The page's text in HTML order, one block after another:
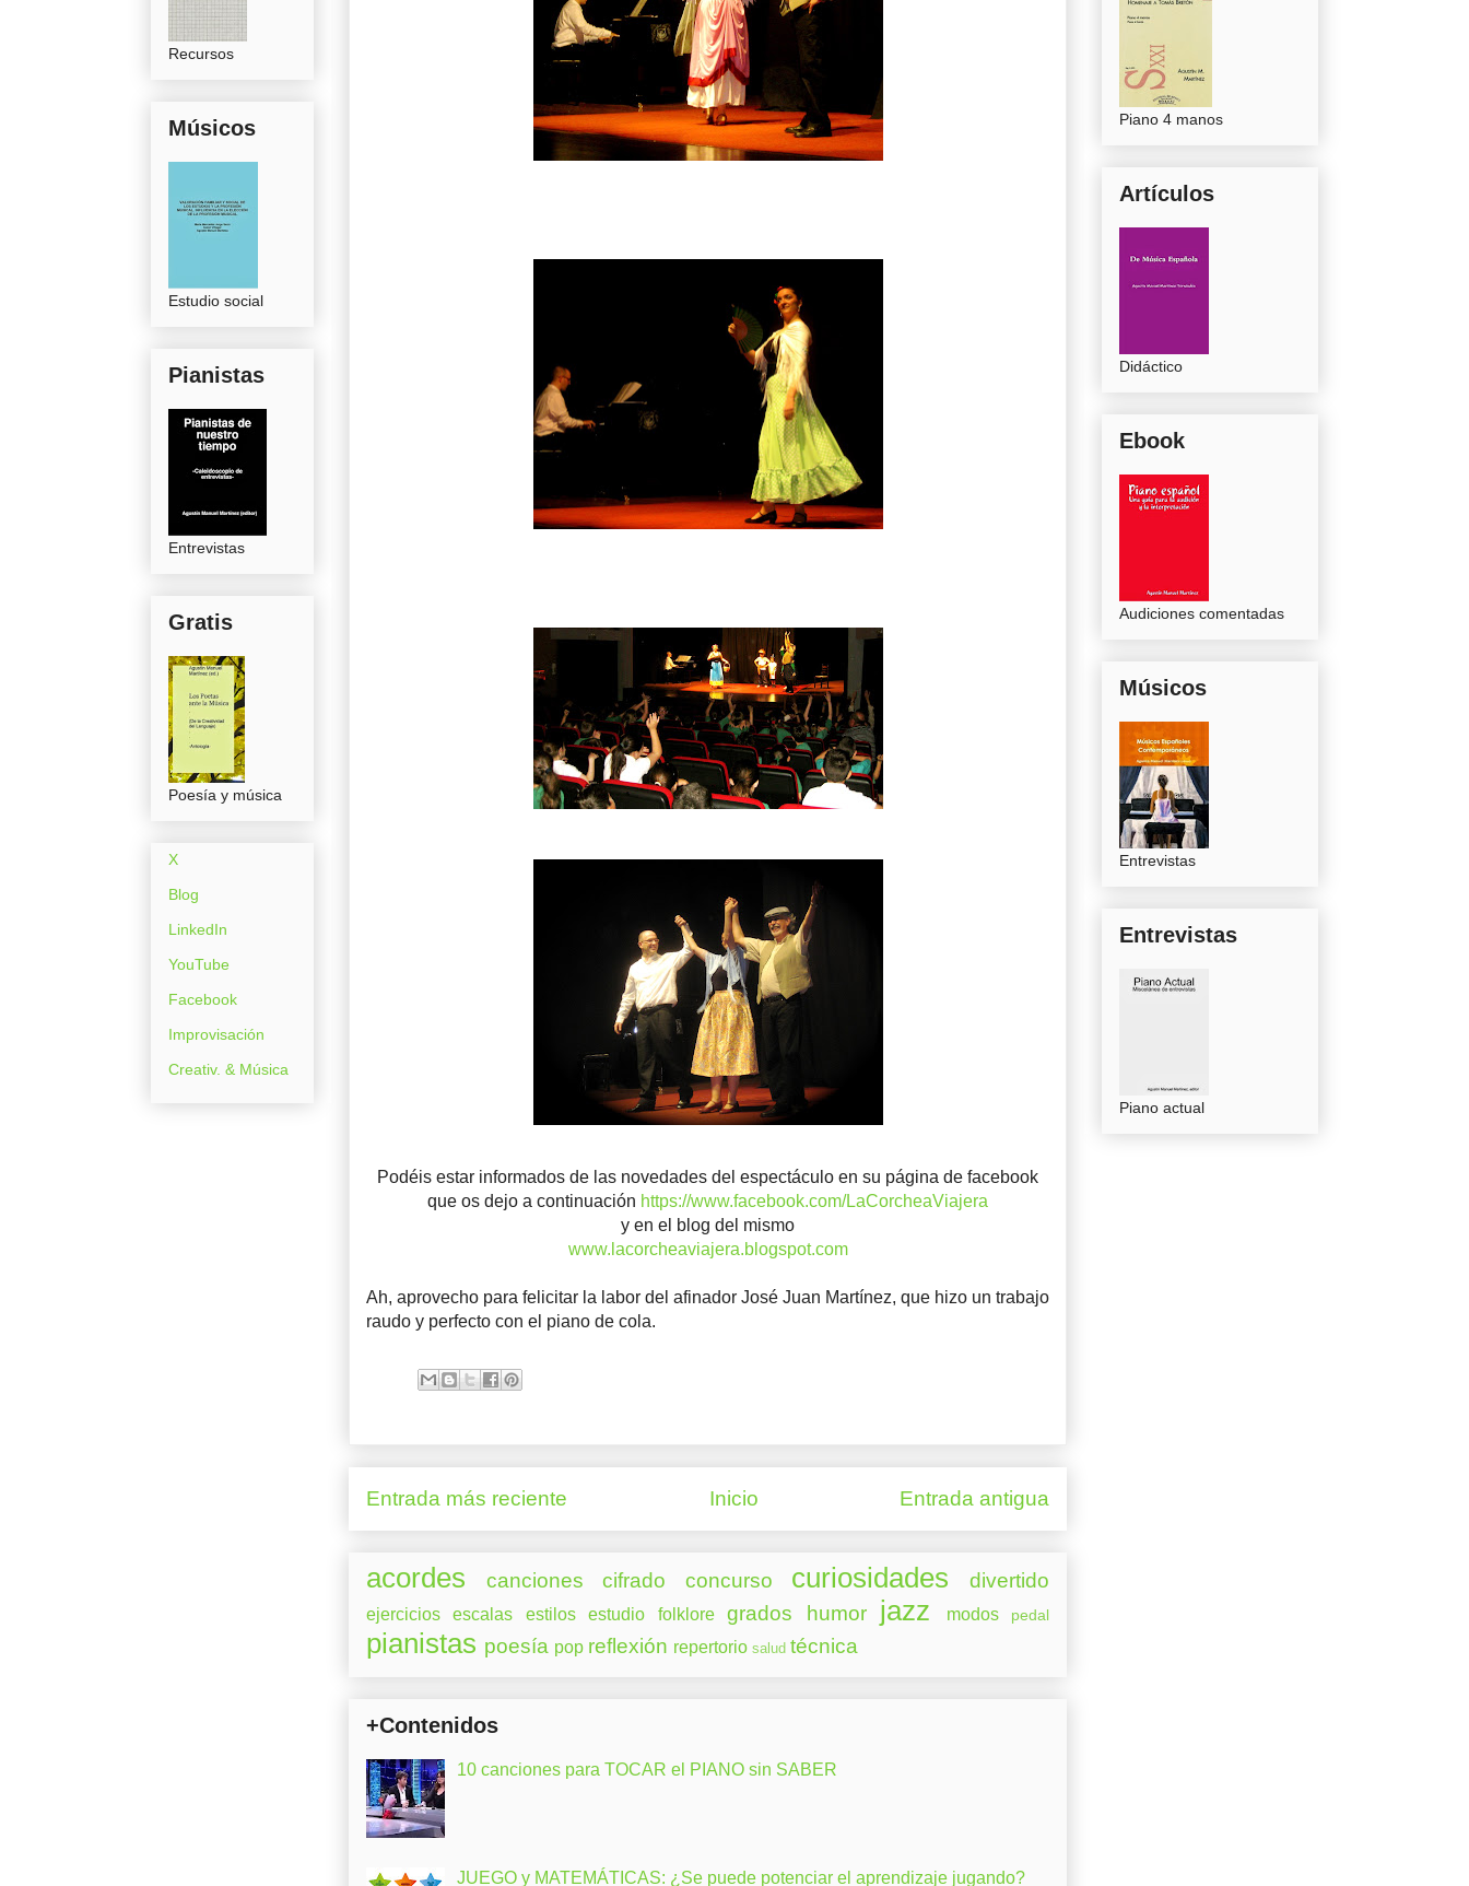
Podéis estar informados de las novedades del espectáculo en su página de facebook
que os dejo a continuación https://www.facebook.com/LaCorcheaViajera
y en el blog del mismo
www.lacorcheaviajera.blogspot.com
Ah, aprovecho para felicitar la labor del afinador José Juan Martínez, que hizo un trabajo
raudo y perfecto con el piano de cola.
Entrada más reciente Entrada antigua
Inicio
acordes canciones cifrado concurso curiosidades divertido
ejercicios escalas estilos estudio folklore grados humor jazz modos pedal
pianistas poesía pop reflexión repertorio salud técnica
+Contenidos
10 canciones para TOCAR el PIANO sin SABER
JUEGO y MATEMÁTICAS: ¿Se puede potenciar el aprendizaje jugando?
Recursos
Músicos
Estudio social
Pianistas
Entrevistas
Gratis
Poesía y música
X
Blog
LinkedIn
YouTube
Facebook
Improvisación
Creativ. & Música
Piano 4 manos
Artículos
Didáctico
Ebook
Audiciones comentadas
Músicos
Entrevistas
Entrevistas
Piano actual